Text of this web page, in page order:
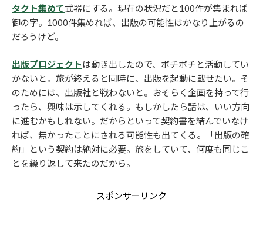
タクト集めて武器にする。現在の状況だと100件が集まれば
御の字。1000件集めれば、出版の可能性はかなり上がるの
だろうけど。
出版プロジェクト は動き出したので、ボチボチと活動してい
かないと。旅が終えると同時に、出版を起動に載せたい。そ
のためには、出版社と戦わないと。おそらく企画を持って行
ったら、興味は示してくれる。もしかしたら話は、いい方向
に進むかもしれない。だからといって契約書を結んでいなけ
れば、無かったことにされる可能性も出てくる。「出版の確
約」という契約は絶対に必要。旅をしていて、何度も同じこ
とを繰り返して来たのだから。
スポンサーリンク